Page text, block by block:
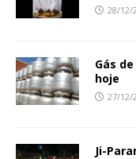
28/12/
Gás
hoje
27/12/
Ji-